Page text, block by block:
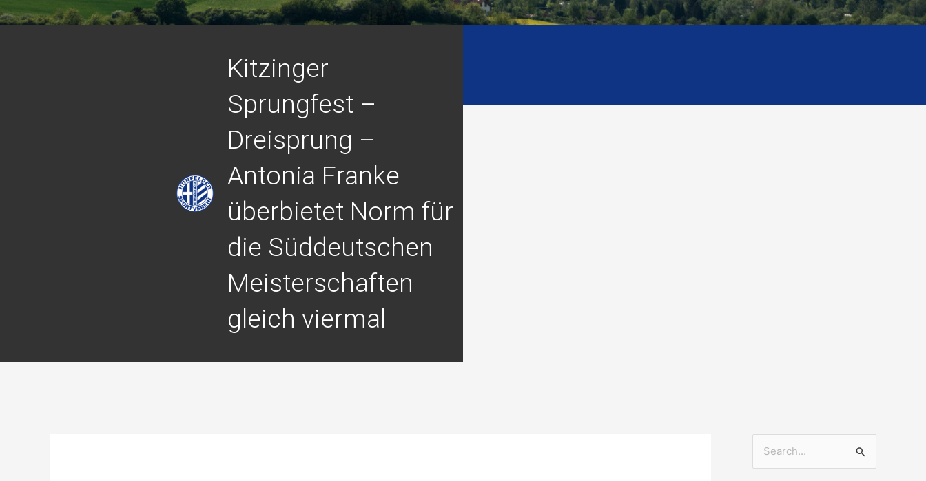
Kitzinger
Sprungfest –
Dreisprung –
Antonia Franke
überbietet Norm für
die Süddeutschen
Meisterschaften
gleich viermal